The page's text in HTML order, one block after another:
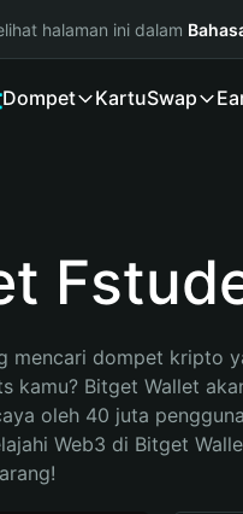
halaman ini dalam
Dompet KartuSwap
mencari dompet kripto
kamu? Bitget Wallet
oleh 40 juta
Web3 di Bitget